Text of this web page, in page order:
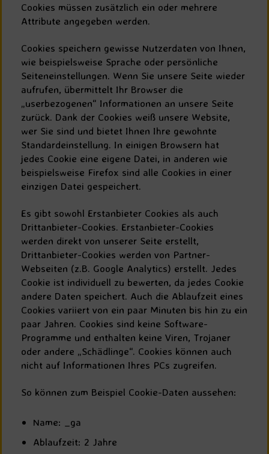
Cookies müssen zusätzlich ein oder mehrere
Attribute angegeben werden.
Cookies speichern gewisse Nutzerdaten von Ihnen,
wie beispielsweise Sprache oder persönliche
Seiteneinstellungen. Wenn Sie unsere Seite wieder
aufrufen, übermittelt Ihr Browser die
„userbezogenen“ Informationen an unsere Seite
zurück. Dank der Cookies weiß unsere Website,
wer Sie sind und bietet Ihnen Ihre gewohnte
Standardeinstellung. In einigen Browsern hat
jedes Cookie eine eigene Datei, in anderen wie
beispielsweise Firefox sind alle Cookies in einer
einzigen Datei gespeichert.
Es gibt sowohl Erstanbieter Cookies als auch
Drittanbieter-Cookies. Erstanbieter-Cookies
werden direkt von unserer Seite erstellt,
Drittanbieter-Cookies werden von Partner-
Webseiten (z.B. Google Analytics) erstellt. Jedes
Cookie ist individuell zu bewerten, da jedes Cookie
andere Daten speichert. Auch die Ablaufzeit eines
Cookies variiert von ein paar Minuten bis hin zu ein
paar Jahren. Cookies sind keine Software-
Programme und enthalten keine Viren, Trojaner
oder andere „Schädlinge“. Cookies können auch
nicht auf Informationen Ihres PCs zugreifen.
So können zum Beispiel Cookie-Daten aussehen:
Name: _ga
Ablaufzeit: 2 Jahre